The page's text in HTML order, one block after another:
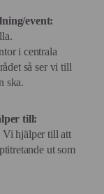
event:
i centrala
så ser vi till
ska.
till:
Vi hjälper till att
ut som